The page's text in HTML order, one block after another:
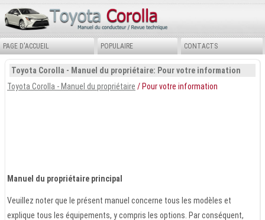
PAGE D'ACCUEIL POPULAIRE CONTACTS
Toyota Corolla - Manuel du propriétaire: Pour votre information
Toyota Corolla - Manuel du propriétaire / Pour votre information
Manuel du propriétaire principal
Veuillez noter que le présent manuel concerne tous les modèles et
explique tous les équipements, y compris les options. Par conséquent,